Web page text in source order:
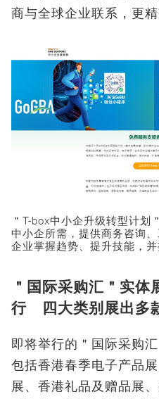
商与全球企业联系，更精
＂T-box中小企升级转型计划
中小企所需，提供商务咨询
企业掌握趋势、提升技能，并
＂国际采购汇＂实体
行 四大类别展出多
即将举行的＂国际采购
包括香港春季电子产品
展、香港礼品及赠品展